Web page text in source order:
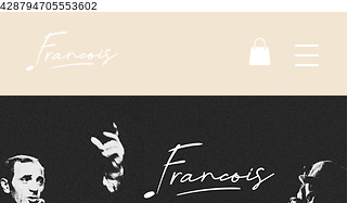
428794705553602